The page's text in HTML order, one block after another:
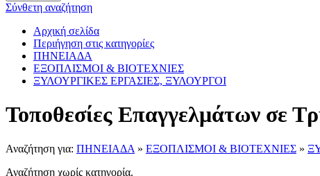
Σύνθετη αναζήτηση
Αρχική σελίδα
Περιήγηση στις κατηγορίες
ΠΗΝΕΙΑΔΑ
ΕΞΟΠΛΙΣΜΟΙ & ΒΙΟΤΕΧΝΙΕΣ
ΞΥΛΟΥΡΓΙΚΕΣ ΕΡΓΑΣΙΕΣ, ΞΥΛΟΥΡΓΟΙ
Τοποθεσίες Επαγγελμάτων σε
Αναζήτηση για: ΠΗΝΕΙΑΔΑ » ΕΞΟΠΛΙΣΜΟΙ & ΒΙΟΤΕΧΝΙΕΣ »
Αναζήτηση χωρίς κατηγορία.